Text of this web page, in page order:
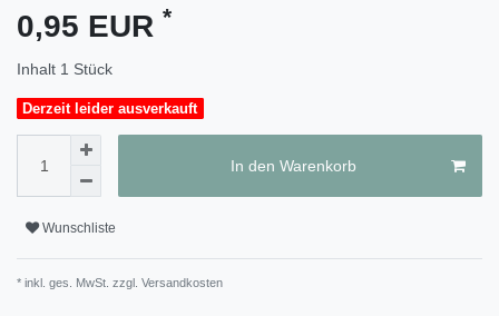
0,95 EUR *
Inhalt 1 Stück
Derzeit leider ausverkauft
In den Warenkorb
Wunschliste
* inkl. ges. MwSt. zzgl. Versandkosten